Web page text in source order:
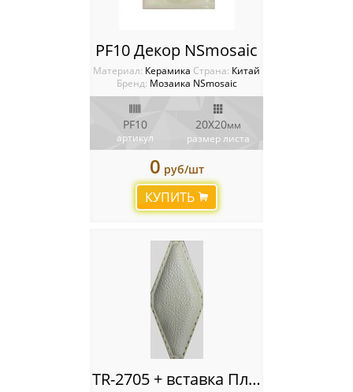
PF10 Декор NSmosaic
Материал: Керамика Cтрана: Китай
Бренд: Мозаика NSmosaic
PF10
артикул
20X20мм
размер листа
0 руб/шт
КУПИТЬ
TR-2705 + вставка Плитка NSmosaic